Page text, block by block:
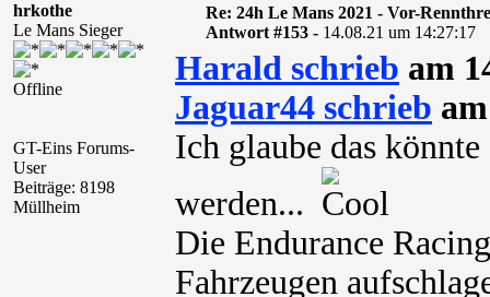
hrkothe
Le Mans Sieger
Offline
GT-Eins Forums-
User
Beiträge: 8198
Müllheim
Re: 24h Le Mans 2021 - Vor-
Antwort #153 - 14.08.21 um 14:27:17
Harald schrieb am
Jaguar44 schrieb
Ich glaube das könnte
werden...
Die Endurance
Fahrzeugen